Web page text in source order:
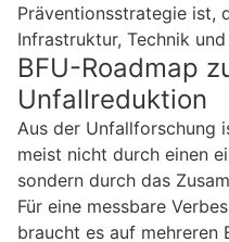
Präventionsstrategie ist,
Infrastruktur, Technik
BFU-Roadmap
Unfallreduktion
Aus der Unfallforschung
meist nicht durch einen
sondern durch das
Für eine messbare
braucht es auf mehreren